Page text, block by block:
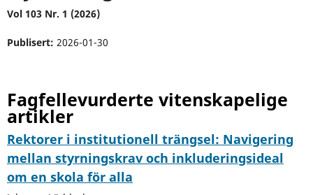
Vol 103 Nr. 1 (2026)
Publisert: 2026-01-30
Fagfellevurderte vitenskapelige
artikler
Rektorer i institutionell trängsel: Navigering
mellan styrningskrav och inkluderingsideal
om en skola för alla